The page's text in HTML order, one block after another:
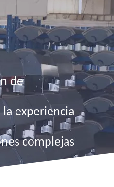
de
experiencia
complejas